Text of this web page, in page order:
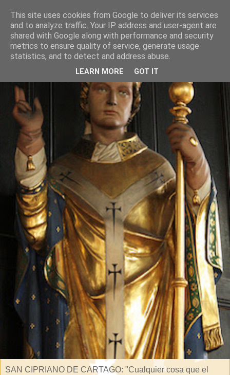
SAN CIPRIANO DE CARTAGO: "Cualquier cosa que el
This site uses cookies from Google to deliver its services
and to analyze traffic. Your IP address and user-agent are
shared with Google along with performance and security
metrics to ensure quality of service, generate usage
statistics, and to detect and address abuse.
LEARN MORE GOT IT